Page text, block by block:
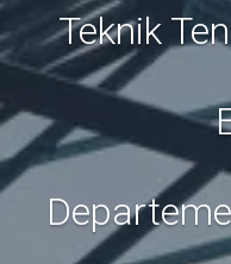
Teknik